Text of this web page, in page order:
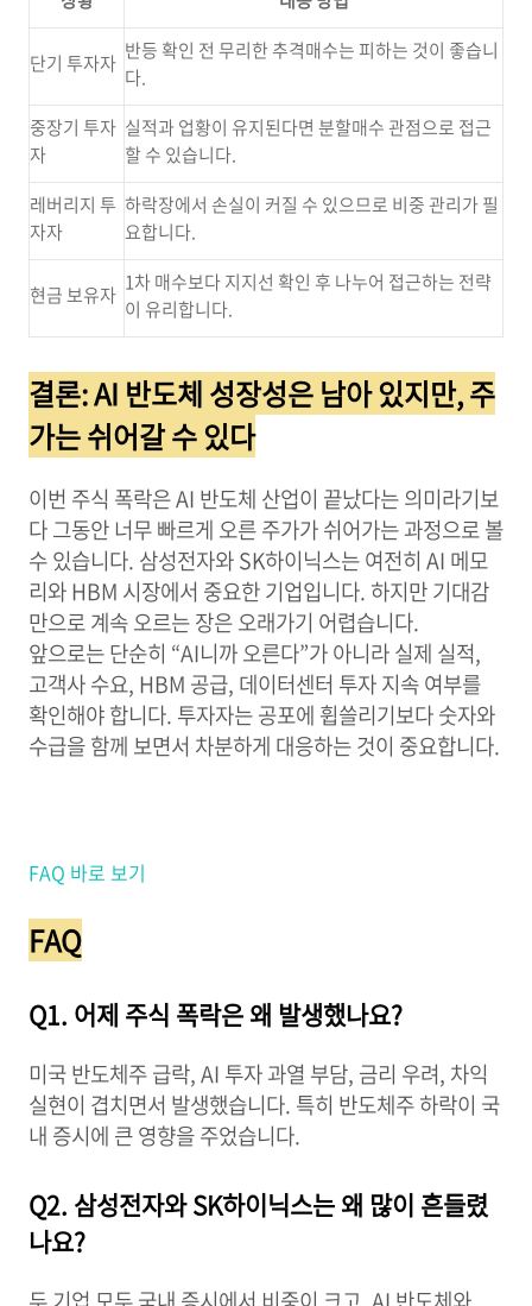
단기 투자자 반등 확인 전 무리한 추격매수는 피하는 것이 좋습니
다.
중장기 투자
자
실적과 업황이 유지된다면 분할매수 관점으로 접근
할 수 있습니다.
레버리지 투
자자
하락장에서 손실이 커질 수 있으므로 비중 관리가 필
요합니다.
현금 보유자 1차 매수보다 지지선 확인 후 나누어 접근하는 전략
이 유리합니다.
결론: AI 반도체 성장성은 남아 있지만, 주
가는 쉬어갈 수 있다
이번 주식 폭락은 AI 반도체 산업이 끝났다는 의미라기보
다 그동안 너무 빠르게 오른 주가가 쉬어가는 과정으로 볼
수 있습니다. 삼성전자와 SK하이닉스는 여전히 AI 메모
리와 HBM 시장에서 중요한 기업입니다. 하지만 기대감
만으로 계속 오르는 장은 오래가기 어렵습니다.
앞으로는 단순히 “AI니까 오른다”가 아니라 실제 실적,
고객사 수요, HBM 공급, 데이터센터 투자 지속 여부를
확인해야 합니다. 투자자는 공포에 휩쓸리기보다 숫자와
수급을 함께 보면서 차분하게 대응하는 것이 중요합니다.
FAQ 바로 보기
FAQ
Q1. 어제 주식 폭락은 왜 발생했나요?
미국 반도체주 급락, AI 투자 과열 부담, 금리 우려, 차익
실현이 겹치면서 발생했습니다. 특히 반도체주 하락이 국
내 증시에 큰 영향을 주었습니다.
Q2. 삼성전자와 SK하이닉스는 왜 많이 흔들렸
나요?